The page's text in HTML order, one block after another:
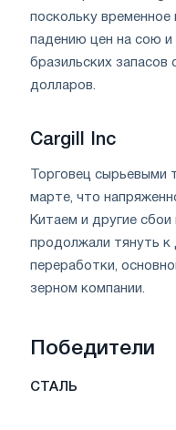
поскольку временное
падению цен на сою и
бразильских запасов
долларов.
Cargill Inc
Торговец сырьевыми
марте, что
Китаем и другие
продолжали тянуть
переработки,
зерном компании.
Победители
СТАЛЬ